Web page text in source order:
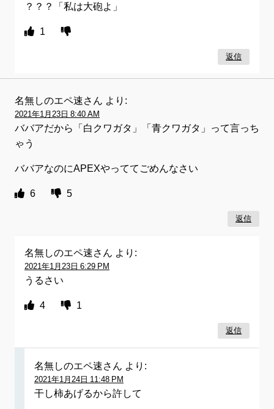
？？？「私は大砲よ」
1
返信
名無しのエペ速さん より:
2021年1月23日 8:40 AM
ババアだから「白クワガタ」「青クワガタ」って言っち
ゃう
ババアなのにAPEXやっててごめんなさい
6 5
返信
名無しのエペ速さん より:
2021年1月23日 6:29 PM
うるさい
4 1
返信
名無しのエペ速さん より:
2021年1月24日 11:48 PM
干し柿あげるから許して